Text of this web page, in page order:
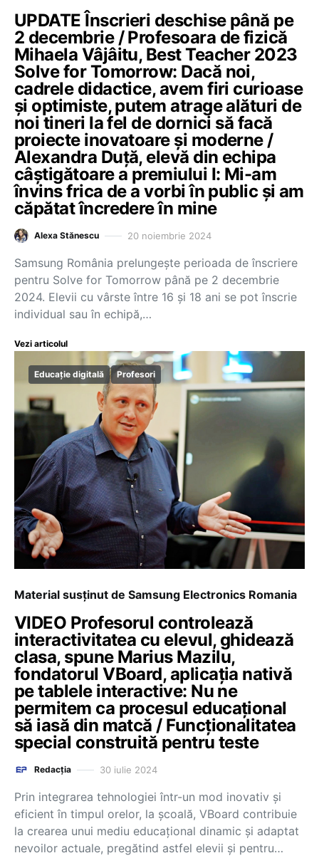
UPDATE Înscrieri deschise până pe
2 decembrie / Profesoara de fizică
Mihaela Vâjâitu, Best Teacher 2023
Solve for Tomorrow: Dacă noi,
cadrele didactice, avem firi curioase
și optimiste, putem atrage alături de
noi tineri la fel de dornici să facă
proiecte inovatoare și moderne /
Alexandra Duță, elevă din echipa
câștigătoare a premiului I: Mi-am
învins frica de a vorbi în public și am
căpătat încredere în mine
Alexa Stănescu 20 noiembrie 2024
Samsung România prelungește perioada de înscriere
pentru Solve for Tomorrow până pe 2 decembrie
2024. Elevii cu vârste între 16 și 18 ani se pot înscrie
individual sau în echipă,…
Vezi articolul
Educație digitală Profesori
Material susținut de Samsung Electronics Romania
VIDEO Profesorul controlează
interactivitatea cu elevul, ghidează
clasa, spune Marius Mazilu,
fondatorul VBoard, aplicația nativă
pe tablele interactive: Nu ne
permitem ca procesul educațional
să iasă din matcă / Funcționalitatea
special construită pentru teste
Redacția 30 iulie 2024
Prin integrarea tehnologiei într-un mod inovativ și
eficient în timpul orelor, la școală, VBoard contribuie
la crearea unui mediu educațional dinamic și adaptat
nevoilor actuale, pregătind astfel elevii și pentru…